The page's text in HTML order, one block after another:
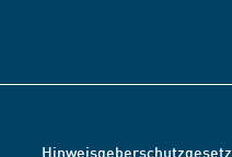
Hinweisgeberschutzgesetz